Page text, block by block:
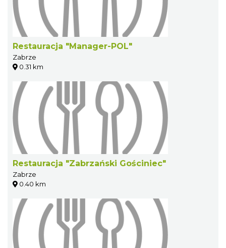
Restauracja "Manager-POL"
Zabrze
0.31 km
Restauracja "Zabrzański Gościniec"
Zabrze
0.40 km